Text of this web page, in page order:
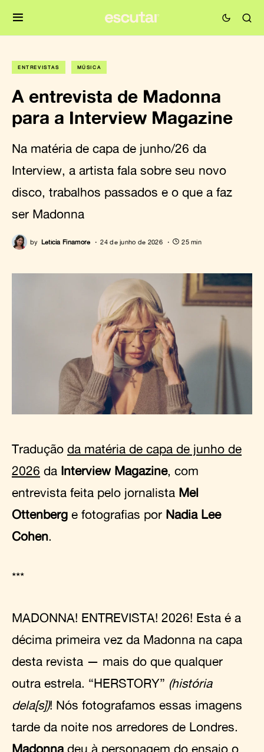
ENTREVISTAS MÚSICA
A entrevista de Madonna
para a Interview Magazine
Na matéria de capa de junho/26 da
Interview, a artista fala sobre seu novo
disco, trabalhos passados e o que a faz
ser Madonna
by Letícia Finamore 24 de junho de 2026 25 min
Tradução da matéria de capa de junho de
2026 da Interview Magazine, com
entrevista feita pelo jornalista Mel
Ottenberg e fotografias por Nadia Lee
Cohen.
***
MADONNA! ENTREVISTA! 2026! Esta é a
décima primeira vez da Madonna na capa
desta revista — mais do que qualquer
outra estrela. “HERSTORY” (história
dela[s])! Nós fotografamos essas imagens
tarde da noite nos arredores de Londres.
Madonnadeu à personagem do ensaio o